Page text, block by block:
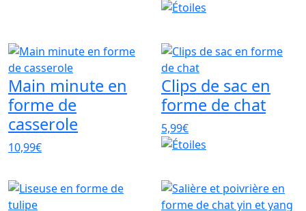
Main minute en
forme de
casserole
10,99€
Clips de sac en
forme de chat
5,99€